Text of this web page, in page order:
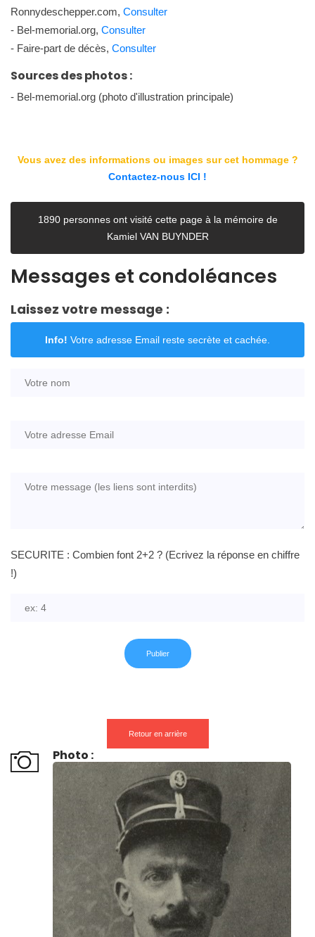
Ronnydeschepper.com, Consulter
- Bel-memorial.org, Consulter
- Faire-part de décès, Consulter
Sources des photos :
- Bel-memorial.org (photo d'illustration principale)
Vous avez des informations ou images sur cet hommage ?
Contactez-nous ICI !
1890 personnes ont visité cette page à la mémoire de
Kamiel VAN BUYNDER
Messages et condoléances
Laissez votre message :
Info! Votre adresse Email reste secrète et cachée.
SECURITE : Combien font 2+2 ? (Ecrivez la réponse en chiffre
!)
Retour en arrière
Photo :